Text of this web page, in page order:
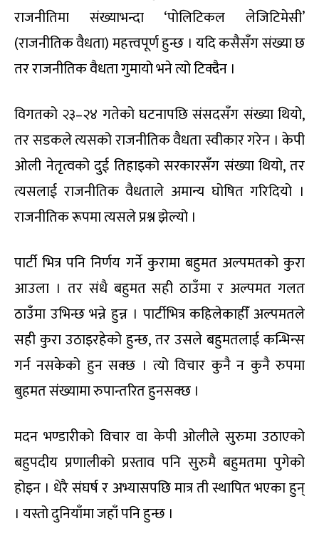
राजनीतिमा संख्याभन्दा ‘पोलिटिकल लेजिटिमेसी’
(राजनीतिक वैधता) महत्त्वपूर्ण हुन्छ । यदि कसैसँग संख्या छ
तर राजनीतिक वैधता गुमायो भने त्यो टिक्दैन ।
विगतको २३–२४ गतेको घटनापछि संसदसँग संख्या थियो,
तर सडकले त्यसको राजनीतिक वैधता स्वीकार गरेन । केपी
ओली नेतृत्वको दुई तिहाइको सरकारसँग संख्या थियो, तर
त्यसलाई राजनीतिक वैधताले अमान्य घोषित गरिदियो ।
राजनीतिक रूपमा त्यसले प्रश्न झेल्यो ।
पार्टी भित्र पनि निर्णय गर्ने कुरामा बहुमत अल्पमतको कुरा
आउला । तर संधै बहुमत सही ठाउँमा र अल्पमत गलत
ठाउँमा उभिन्छ भन्ने हुन्न । पार्टीभित्र कहिलेकाहीँ अल्पमतले
सही कुरा उठाइरहेको हुन्छ, तर उसले बहुमतलाई कन्भिन्स
गर्न नसकेको हुन सक्छ । त्यो विचार कुनै न कुनै रुपमा
बुहमत संख्यामा रुपान्तरित हुनसक्छ ।
मदन भण्डारीको विचार वा केपी ओलीले सुरुमा उठाएको
बहुपदीय प्रणालीको प्रस्ताव पनि सुरुमै बहुमतमा पुगेको
होइन । धेरै संघर्ष र अभ्यासपछि मात्र ती स्थापित भएका हुन्
। यस्तो दुनियाँमा जहाँ पनि हुन्छ ।